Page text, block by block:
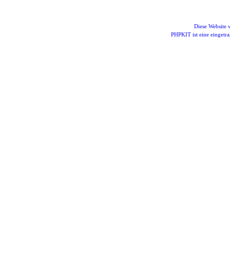
Diese Website
PHPKIT ist eine